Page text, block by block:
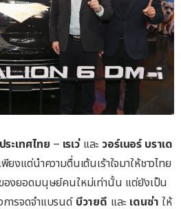
ประเทศไทย – เรเว่และ วอร์เนอร์ บราเด
ยงแต่นำความตื่นเต้นเร้าใจมาให้ชาวไทย
งยอดมนุษย์คนใหม่เท่านั้น แต่ยังเป็น
ารจดจำแบรนด์ บีวายดี และ เดนซ่า ให้